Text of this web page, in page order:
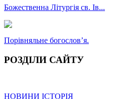
Божественна Літургія св. Ів...
Порівняльне богословʼя.
РОЗДІЛИ САЙТУ
НОВИНИ ІСТОРІЯ